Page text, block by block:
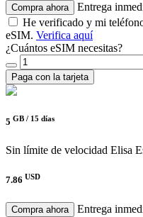
Compra ahora
Entrega
He verificado y mi
eSIM. Verifica aquí
¿Cuántos eSIM necesitas?
Paga con la tarjeta
5 GB / 15 días
Sin límite de velocidad Elisa
7.86 USD
Compra ahora
Entrega